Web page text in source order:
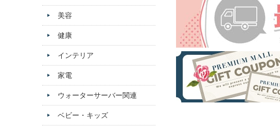
美容
健康
インテリア
家電
ウォーターサーバー関連
ベビー・キッズ